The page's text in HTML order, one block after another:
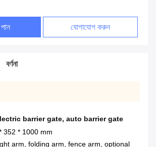
যোগাযোগ করুন
বর্ণনা
barrier gate, auto barrier gate
352 * 1000 mm
arm, folding arm, fence arm, optional